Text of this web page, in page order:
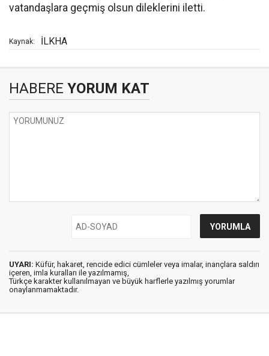
vatandaşlara geçmiş olsun dileklerini iletti.
Kaynak: İLKHA
HABERE YORUM KAT
UYARI: Küfür, hakaret, rencide edici cümleler veya imalar, inançlara saldırı
içeren, imla kuralları ile yazılmamış,
Türkçe karakter kullanılmayan ve büyük harflerle yazılmış yorumlar
onaylanmamaktadır.